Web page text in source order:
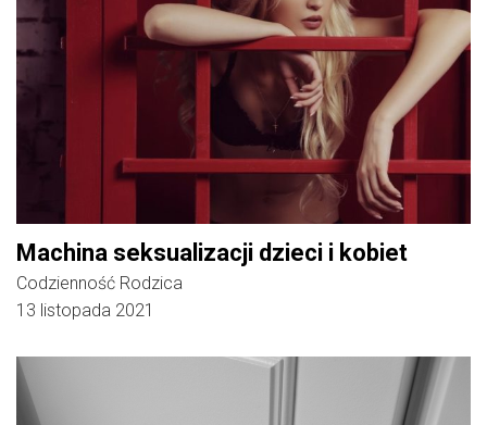
Machina seksualizacji dzieci i kobiet
Codzienność Rodzica
13 listopada 2021